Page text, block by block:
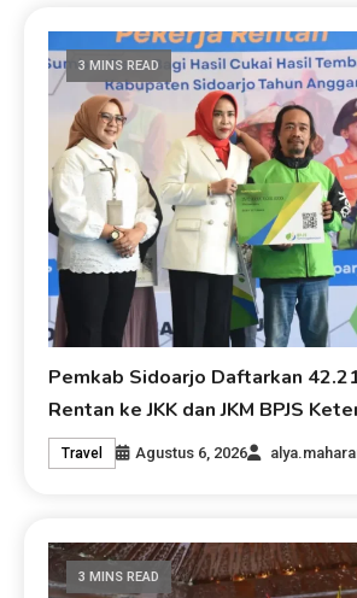
3 MINS READ
Pemkab Sidoarjo Daftarkan
Rentan ke JKK dan JKM BPJS
Travel Agustus 6, 2026
3 MINS READ